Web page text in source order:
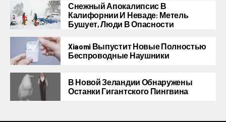
Снежный Апокалипсис В
Калифорнии И Неваде: Метель
Бушует, Люди В Опасности
Xiaomi Выпустит Новые Полностью
Беспроводные Наушники
В Новой Зеландии Обнаружены
Останки Гигантского Пингвина